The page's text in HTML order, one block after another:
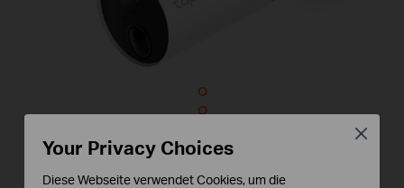
Your Privacy Choices
Diese Webseite verwendet Cookies, um die
Close